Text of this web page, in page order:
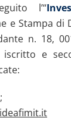
l’“
e Stampa di
n. 18,
iscritto e